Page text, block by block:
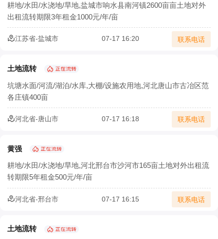
耕地/水田/水浇地/旱地,盐城市响水县南河镇2600亩亩土地对外
出租流转期限3年租金1000元/年/亩
江苏省-盐城市 07-17 16:20 联系电话
土地流转
坑塘水面/河流/湖泊/水库,大棚/设施农用地,河北唐山市古冶区范
各庄镇400亩
河北省-唐山市 07-17 16:18 联系电话
黄强
耕地/水田/水浇地/旱地,河北邢台市沙河市165亩土地对外出租流
转期限5年租金500元/年/亩
河北省-邢台市 07-17 16:15 联系电话
土地流转